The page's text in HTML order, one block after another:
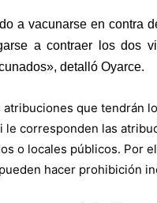
a vacunarse en contra
a contraer los dos
detalló Oyarce.
atribuciones que tendrán
le corresponden las
o locales públicos. Por
hacer prohibición